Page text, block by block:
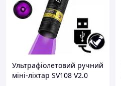
Ультрафіолетовий ручний
міні-ліхтар SV108 V2.0